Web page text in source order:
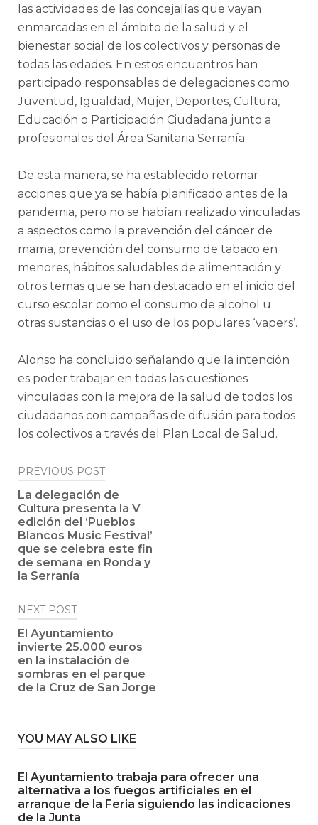
las actividades de las concejalías que vayan
enmarcadas en el ámbito de la salud y el
bienestar social de los colectivos y personas de
todas las edades. En estos encuentros han
participado responsables de delegaciones como
Juventud, Igualdad, Mujer, Deportes, Cultura,
Educación o Participación Ciudadana junto a
profesionales del Área Sanitaria Serranía.
De esta manera, se ha establecido retomar
acciones que ya se había planificado antes de la
pandemia, pero no se habían realizado vinculadas
a aspectos como la prevención del cáncer de
mama, prevención del consumo de tabaco en
menores, hábitos saludables de alimentación y
otros temas que se han destacado en el inicio del
curso escolar como el consumo de alcohol u
otras sustancias o el uso de los populares ‘vapers’.
Alonso ha concluido señalando que la intención
es poder trabajar en todas las cuestiones
vinculadas con la mejora de la salud de todos los
ciudadanos con campañas de difusión para todos
los colectivos a través del Plan Local de Salud.
Post
navigation
PREVIOUS POST
La delegación de
Cultura presenta la V
edición del ‘Pueblos
Blancos Music Festival’
que se celebra este fin
de semana en Ronda y
la Serranía
NEXT POST
El Ayuntamiento
invierte 25.000 euros
en la instalación de
sombras en el parque
de la Cruz de San Jorge
YOU MAY ALSO LIKE
El Ayuntamiento trabaja para ofrecer una
alternativa a los fuegos artificiales en el
arranque de la Feria siguiendo las indicaciones
de la Junta